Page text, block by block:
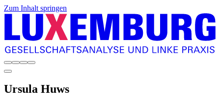
Zum Inhalt springen
Ursula Huws